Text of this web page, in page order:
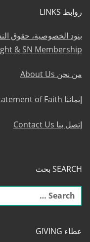
روابط LINKS
بنود الخصوصية، حقوق
& SN Membership
من نحن About Us
إيماننا Statement of Faith
إتصل بنا Contact Us
SEARCH بحث
البحث
عن:
عطاء GIVING